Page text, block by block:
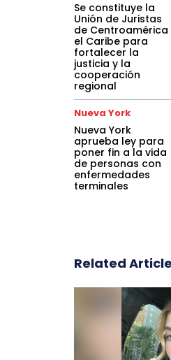
Se constituye la
Unión de Juristas
de Centroamérica
el Caribe para
fortalecer la
justicia y la
cooperación
regional
Nueva York
Nueva York
aprueba ley para
poner fin a la vida
de personas con
enfermedades
terminales
Related